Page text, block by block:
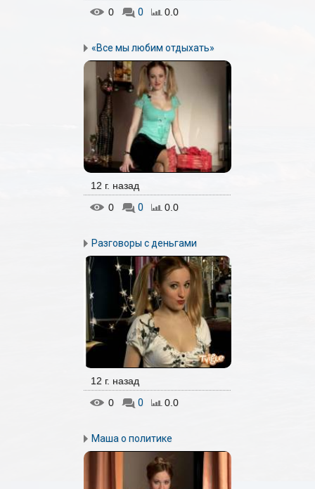
0
0 0.0
«Все мы любим отдыхать»
12 г. назад
0
0 0.0
Разговоры с деньгами
12 г. назад
0
0 0.0
Маша о политике